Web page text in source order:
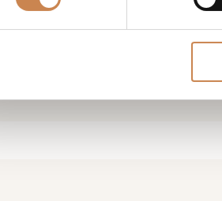
Bestellingen